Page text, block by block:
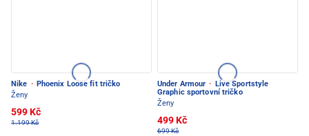
Nike · Phoenix Loose fit tričko
Ženy
599 Kč
1.199 Kč
Under Armour ·
Live Sportstyle
Graphic sportovní tričko
Ženy
499 Kč
699 Kč